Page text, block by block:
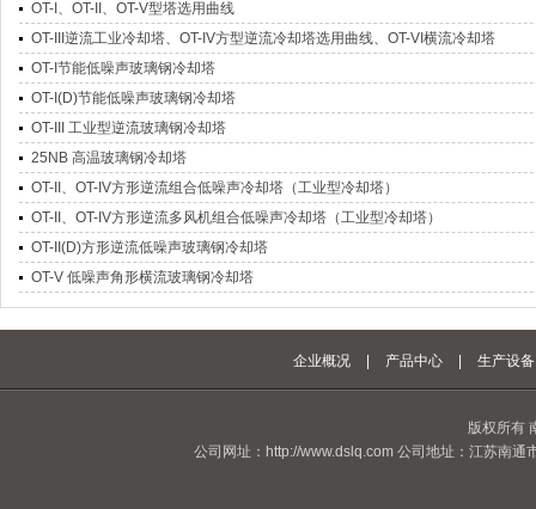
OT-I、OT-II、OT-V型塔选用曲线
OT-III逆流工业冷却塔、OT-IV方型逆流冷却塔选用曲线、OT-VI横流冷却塔
OT-I节能低噪声玻璃钢冷却塔
OT-I(D)节能低噪声玻璃钢冷却塔
OT-III 工业型逆流玻璃钢冷却塔
25NB 高温玻璃钢冷却塔
OT-II、OT-IV方形逆流组合低噪声冷却塔（工业型冷却塔）
OT-II、OT-IV方形逆流多风机组合低噪声冷却塔（工业型冷却塔）
OT-II(D)方形逆流低噪声玻璃钢冷却塔
OT-V 低噪声角形横流玻璃钢冷却塔
企业概况 产品中心 生产设备
版权所有
公司网址：http://www.dslq.com 公司地址：江苏南